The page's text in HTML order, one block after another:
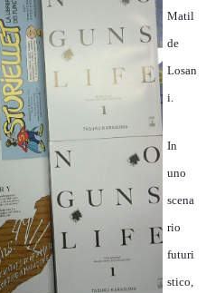
Matil
de
Losan
i.
In
uno
scena
rio
futuri
stico,